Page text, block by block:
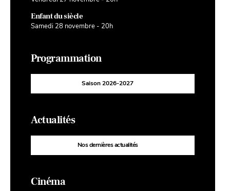
Enfant du siècle
Samedi 28 novembre - 20h
Programmation
Saison 2026-2027
Actualités
Nos dernières actualités
Cinéma